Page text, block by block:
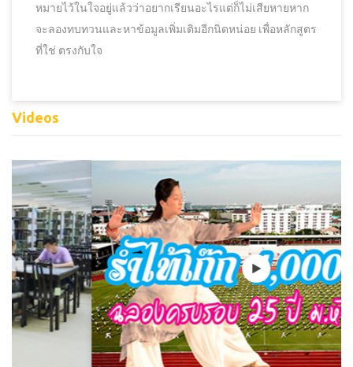
หมายไว้ในใจอยู่แล้วว่าอยากเรียนอะไรแต่ก็ไม่เสียหายหาก
จะลองทบทวนและหาข้อมูลเพิ่มเติมอีกนิดหน่อย เพื่อหลักสูตร
ที่ใช่ ตรงกับใจ
Videos